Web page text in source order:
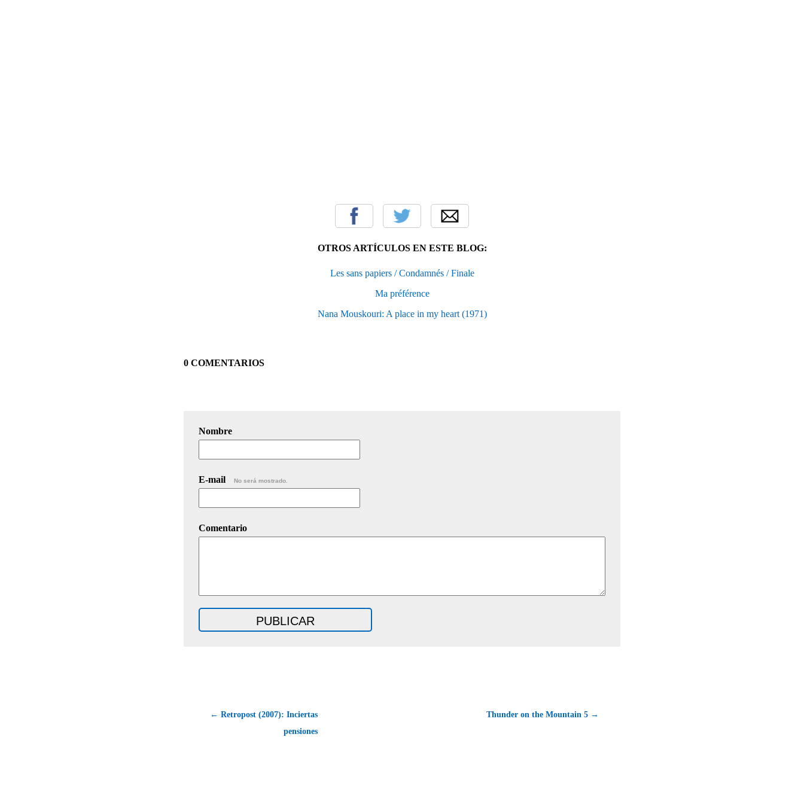
OTROS ARTÍCULOS EN ESTE BLOG:
Les sans papiers / Condamnés / Finale
Ma préférence
Nana Mouskouri: A place in my heart (1971)
0 COMENTARIOS
Nombre
E-mail No será mostrado.
Comentario
← Retropost (2007): Inciertas
pensiones
Thunder on the Mountain 5 →